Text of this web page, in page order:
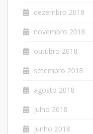
dezembro 2018
novembro 2018
outubro 2018
setembro 2018
agosto 2018
julho 2018
junho 2018